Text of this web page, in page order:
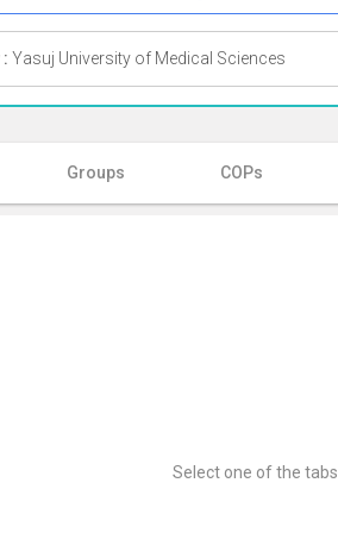
Yasuj University of Medical Sciences
Groups COPs
Select one of the tabs